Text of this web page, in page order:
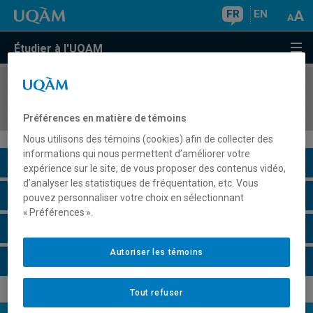
FR EN
Étudier à l'UQAM
COURS//
Description du cours
Horaire - Été 2026
Préférences en matière de témoins
Nous utilisons des témoins (cookies) afin de collecter des
informations qui nous permettent d’améliorer votre
expérience sur le site, de vous proposer des contenus vidéo,
d’analyser les statistiques de fréquentation, etc. Vous
pouvez personnaliser votre choix en sélectionnant
« Préférences ».
Tout refuser
Autoriser les témoins